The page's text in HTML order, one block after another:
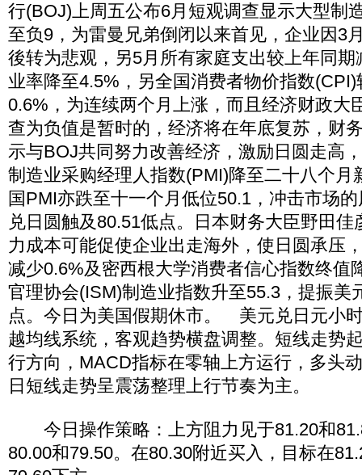
行(BOJ)上周五公布6月短观调查显示大型制
至负9，为雷曼兄弟倒闭以来首见，企业因3
後转为悲观，另5月所有家庭支出较上年同
业率降至4.5%，另全国消费者物价指数
0.6%，为连续两个月上涨，而且经济财政大
查为负值是暂时的，经济将在年底复苏，财
示与BOJ共同努力改善经济，激励日圆走高
制造业采购经理人指数(PMI)降至二十八个月
国PMI亦跌至十一个月低位50.1，冲击市场
兑日圆触及80.51低点。日本财务大臣野田
力成本可能促使企业出走海外，使日圆承压
减少0.6%及密西根大学消费者信心指数终值
官理协会(ISM)制造业指数升至55.3，提振美
点。今日为美国假期休市。 美元兑日元小
越均线系统，客观趋势横盘调整。短线走势
行方向，MACD指标在零轴上方运行，多头
日短线走势呈震荡整理上行节奏为主。
今日操作策略：上方阻力见于81.20和
80.00和79.50。在80.30附近买入，目标在